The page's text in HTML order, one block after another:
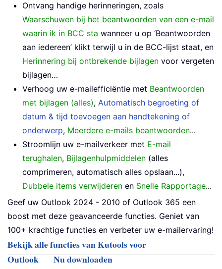
Ontvang handige herinneringen, zoals
Waarschuwen bij het beantwoorden van een e-mail
waarin ik in BCC sta wanneer u op ‘Beantwoorden
aan iedereen’ klikt terwijl u in de BCC-lijst staat, en
Herinnering bij ontbrekende bijlagen voor vergeten
bijlagen…
Verhoog uw e-mailefficiëntie met Beantwoorden
met bijlagen (alles), Automatisch begroeting of
datum & tijd toevoegen aan handtekening of
onderwerp, Meerdere e-mails beantwoorden...
Stroomlijn uw e-mailverkeer met E-mail
terughalen, Bijlagenhulpmiddelen (alles
comprimeren, automatisch alles opslaan...),
Dubbele items verwijderen en Snelle Rapportage...
Geef uw Outlook 2024 - 2010 of Outlook 365 een
boost met deze geavanceerde functies. Geniet van
100+ krachtige functies en verbeter uw e-mailervaring!
Bekijk alle functies van Kutools voor
Outlook
Nu downloaden